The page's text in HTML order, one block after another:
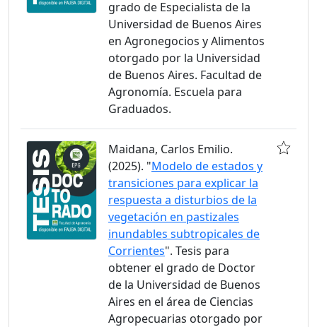
grado de Especialista de la
Universidad de Buenos Aires
en Agronegocios y Alimentos
otorgado por la Universidad
de Buenos Aires. Facultad de
Agronomía. Escuela para
Graduados.
Maidana, Carlos Emilio.
(2025). "Modelo de estados y
transiciones para explicar la
respuesta a disturbios de la
vegetación en pastizales
inundables subtropicales de
Corrientes". Tesis para
obtener el grado de Doctor
de la Universidad de Buenos
Aires en el área de Ciencias
Agropecuarias otorgado por